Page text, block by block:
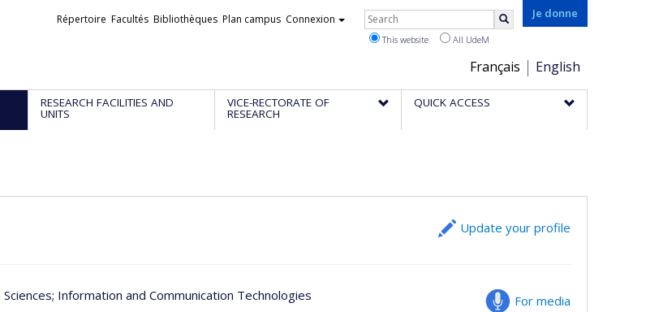
Je donne
Choix
de
la
Français English
Liens
Répertoire Facultés Bibliothèques Plan campus Connexion Rechercher
This website All UdeM
RESEARCH FACILITIES AND
UNITS
VICE-RECTORATE OF
RESEARCH
QUICK ACCESS
Update your profile
For media
; Information and Communication Technologies